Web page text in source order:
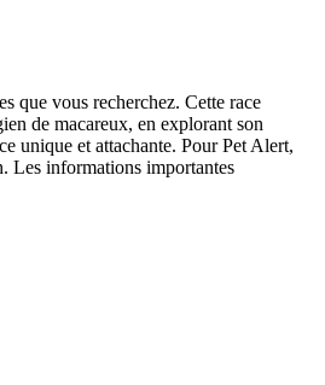
que vous recherchez. Cette race
de macareux, en explorant son
unique et attachante. Pour Pet Alert,
Les informations importantes